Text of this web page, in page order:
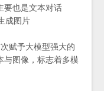
要也是文本对话
成图片
赋予大模型强大的
与图像，标志着多模